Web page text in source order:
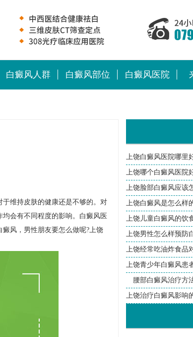
白癜风人群 白癜风部位 白癜风医院
维持皮肤的健康还是不够的。对
会有不同程度的影响。白癜风医
风，男性朋友要怎么做呢?上饶
上饶白癜风医院哪里
上饶哪个白癜风医院
上饶脸部白癜风应该
上饶白癜风是怎么样
上饶儿童白癜风的饮
上饶男性怎么样预防
上饶经常吃油炸食品
上饶青少年白癜风患
腰部白癜风治疗方
上饶治疗白癜风影响